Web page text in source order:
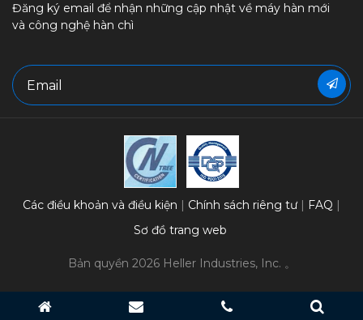
Đăng ký email để nhận những cập nhật về máy hàn mới
và công nghệ hàn chì
Các điều khoản và điều kiện Chính sách riêng tư
FAQ
Sơ đồ trang web
Bản quyền 2026 Heller Industries, Inc. 。